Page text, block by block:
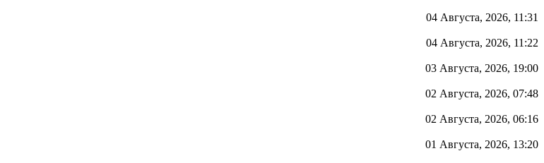
04 Августа, 2026, 11:31
04 Августа, 2026, 11:22
03 Августа, 2026, 19:00
02 Августа, 2026, 07:48
02 Августа, 2026, 06:16
01 Августа, 2026, 13:20